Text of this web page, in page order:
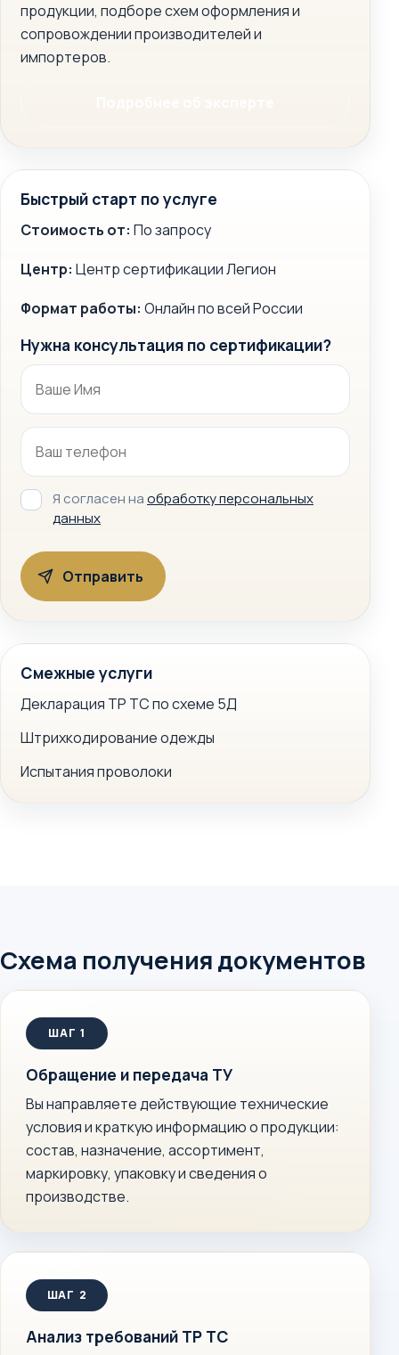
продукции, подборе схем оформления и
сопровождении производителей и
импортеров.
Быстрый старт по услуге
Стоимость от: По запросу
Центр: Центр сертификации Легион
Формат работы: Онлайн по всей России
Нужна консультация по сертификации?
Я согласен наобработку персональных
данных
Смежные услуги
Декларация ТР ТС по схеме 5Д
Штрихкодирование одежды
Испытания проволоки
Схема получения документов
Обращение и передача ТУ
Вы направляете действующие технические
условия и краткую информацию о продукции:
состав, назначение, ассортимент,
маркировку, упаковку и сведения о
производстве.
Анализ требований ТР ТС